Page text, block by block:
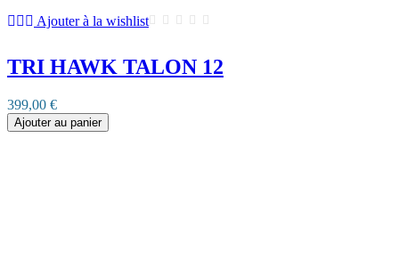
Ajouter à la wishlist
TRI HAWK TALON 12
399,00 €
Ajouter au panier